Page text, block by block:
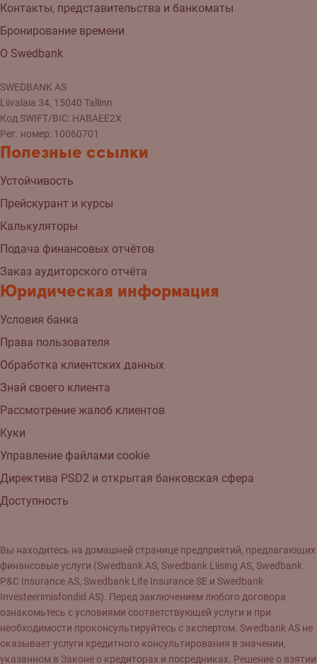
Контакты, представительства и банкоматы
Бронирование времени
О Swedbank
SWEDBANK AS
Liivalaia 34, 15040 Tallinn
Код SWIFT/BIC: HABAEE2X
Рег. номер: 10060701
Полезные ссылки
Устойчивость
Прейскурант и курсы
Калькуляторы
Подача финансовых отчётов
Заказ аудиторского отчёта
Юридическая информация
Условия банка
Права пользователя
Обработка клиентских данных
Знай своего клиента
Рассмотрение жалоб клиентов
Kуки
Управление файлами cookie
Директива PSD2 и открытая банковская сфера
Доступность
Вы находитесь на домашней странице предприятий, предлагающих
финансовые услуги (Swedbank AS, Swedbank Liising AS, Swedbank
P&C Insurance AS, Swedbank Life Insurance SE и Swedbank
Investeerimisfondid AS). Перед заключением любого договора
ознакомьтесь с условиями соответствующей услуги и при
необходимости проконсультируйтесь с экспертом. Swedbank AS не
оказывает услуги кредитного консультирования в значении,
указанном в Законе о кредиторах и посредниках. Решение о взятии